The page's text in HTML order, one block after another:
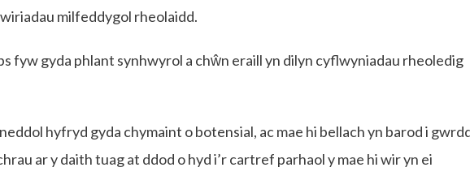
milfeddygol rheolaidd.
fyw gyda phlant synhwyrol a chŵn eraill yn dilyn cyflwyniadau rheoledig
hyfryd gyda chymaint o botensial, ac mae hi bellach yn barod i
ar y daith tuag at ddod o hyd i’r cartref parhaol y mae hi wir yn ei